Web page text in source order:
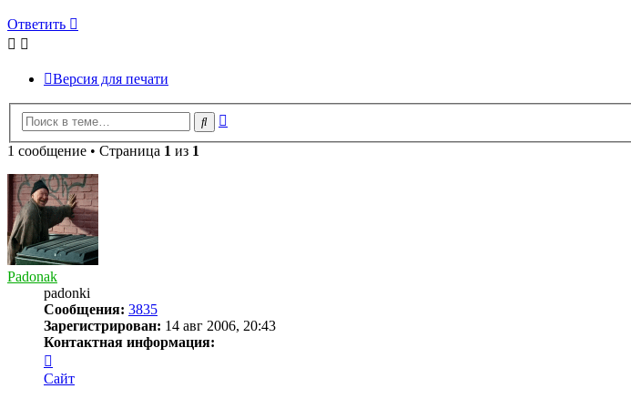
Ответить
Версия для печати
Поиск
1 сообщение • Страница 1 из 1
Padonak
padonki
Сообщения: 3835
Зарегистрирован: 14 авг 2006, 20:43
Контактная информация:
информация
пользователя
Сайт